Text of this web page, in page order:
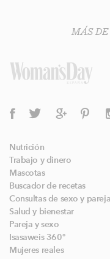
MÁS
Nutrición
Trabajo y dinero
Mascotas
Buscador de recetas
Consultas de sexo y pareja
Salud y bienestar
Pareja y sexo
Isasaweis 360º
Mujeres reales